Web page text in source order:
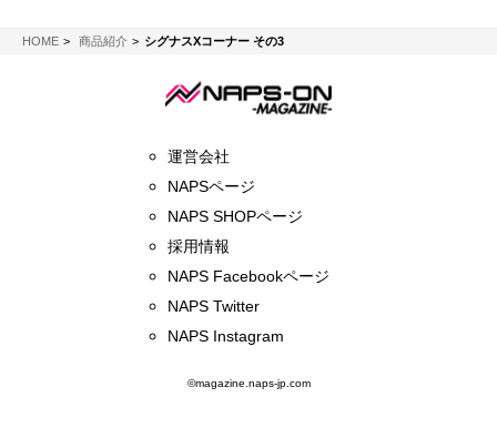
HOMENAPS-ON マガジン
商品紹介 シグナスXコーナー その3
運営会社
NAPSページ
NAPS SHOPページ
採用情報
NAPS Facebookページ
NAPS Twitter
NAPS Instagram
©magazine.naps-jp.com